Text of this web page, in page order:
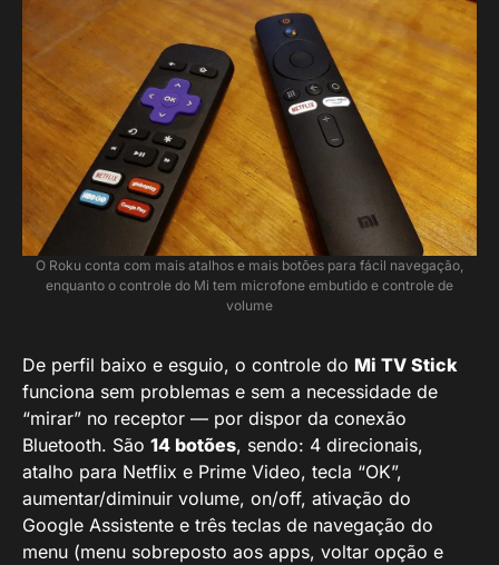
O Roku conta com mais atalhos e mais botões para fácil navegação,
enquanto o controle do Mi tem microfone embutido e controle de
volume
De perfil baixo e esguio, o controle do Mi TV Stick
funciona sem problemas e sem a necessidade de
“mirar” no receptor — por dispor da conexão
Bluetooth. São 14 botões, sendo: 4 direcionais,
atalho para Netflix e Prime Video, tecla “OK”,
aumentar/diminuir volume, on/off, ativação do
Google Assistente e três teclas de navegação do
menu (menu sobreposto aos apps, voltar opção e